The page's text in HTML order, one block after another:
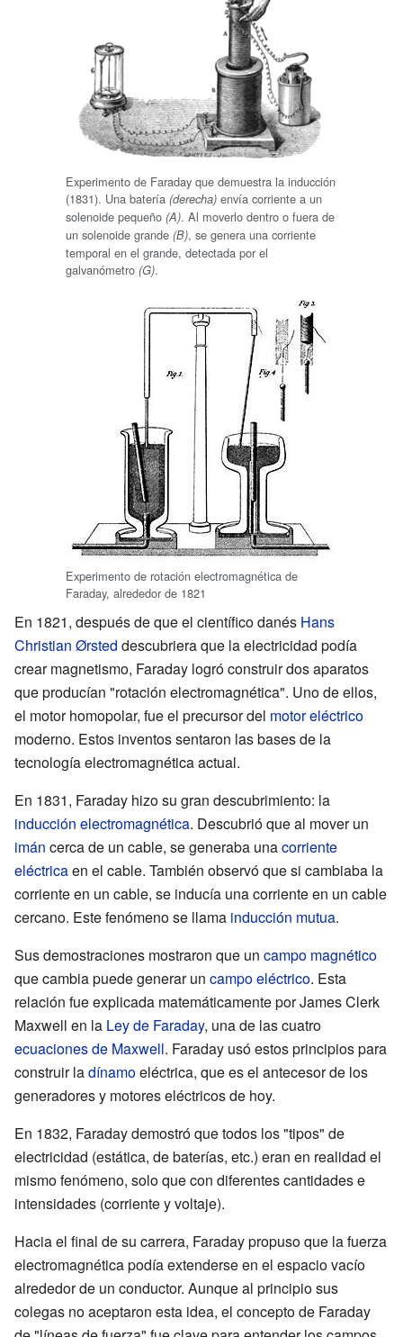
Experimento de Faraday que demuestra la inducción
(1831). Una batería (derecha) envía corriente a un
solenoide pequeño (A). Al moverlo dentro o fuera de
un solenoide grande (B), se genera una corriente
temporal en el grande, detectada por el
galvanómetro (G).
Experimento de rotación electromagnética de
Faraday, alrededor de 1821
En 1821, después de que el científico danés Hans
Christian Ørsted descubriera que la electricidad podía
crear magnetismo, Faraday logró construir dos aparatos
que producían "rotación electromagnética". Uno de ellos,
el motor homopolar, fue el precursor del motor eléctrico
moderno. Estos inventos sentaron las bases de la
tecnología electromagnética actual.
En 1831, Faraday hizo su gran descubrimiento: la
inducción electromagnética. Descubrió que al mover un
imán cerca de un cable, se generaba unacorriente
eléctricaen el cable. También observó que si cambiaba la
corriente en un cable, se inducía una corriente en un cable
cercano. Este fenómeno se llama inducción mutua.
Sus demostraciones mostraron que un campo magnético
que cambia puede generar un campo eléctrico. Esta
relación fue explicada matemáticamente por James Clerk
Maxwell en la Ley de Faraday, una de las cuatro
ecuaciones de Maxwell. Faraday usó estos principios para
construir ladínamoeléctrica, que es el antecesor de los
generadores y motores eléctricos de hoy.
En 1832, Faraday demostró que todos los "tipos" de
electricidad (estática, de baterías, etc.) eran en realidad el
mismo fenómeno, solo que con diferentes cantidades e
intensidades (corriente y voltaje).
Hacia el final de su carrera, Faraday propuso que la fuerza
electromagnética podía extenderse en el espacio vacío
alrededor de un conductor. Aunque al principio sus
colegas no aceptaron esta idea, el concepto de Faraday